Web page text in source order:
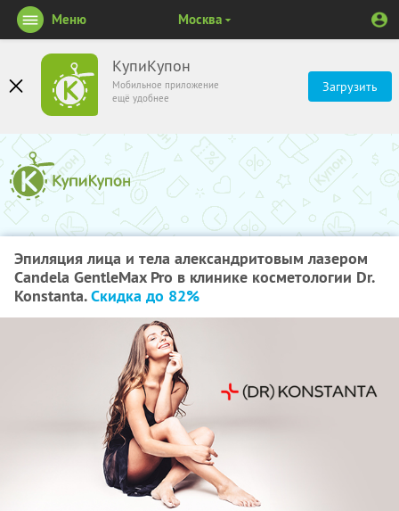
КупиКупон
Мобильное приложение
ещё удобнее
Загрузить
Меню Москва
Эпиляция лица и тела александритовым лазером
Candela GentleMax Pro в клинике косметологии Dr.
Konstanta.Скидка до 82%